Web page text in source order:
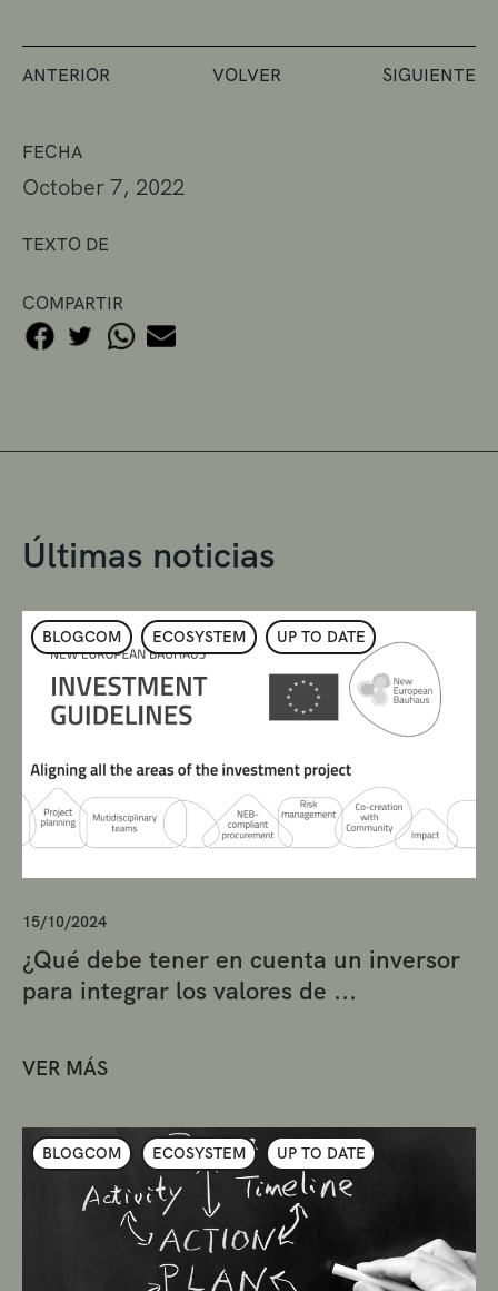
FECHA
October 7, 2022
TEXTO DE
COMPARTIR
ANTERIOR VOLVER SIGUIENTE
Últimas noticias
BLOGCOM ECOSYSTEM UP TO DATE
15/10/2024
¿Qué debe tener en cuenta un inversor
para integrar los valores de ...
VER MÁS
BLOGCOM ECOSYSTEM UP TO DATE